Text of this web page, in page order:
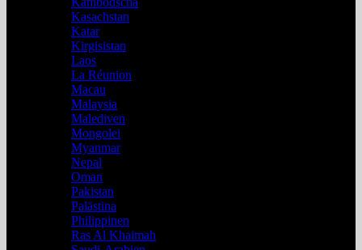
Kasachstan
Katar
Kirgisistan
Laos
La Réunion
Macau
Malaysia
Malediven
Mongolei
Myanmar
Nepal
Oman
Pakistan
Palästina
Philippinen
Ras Al Khaimah